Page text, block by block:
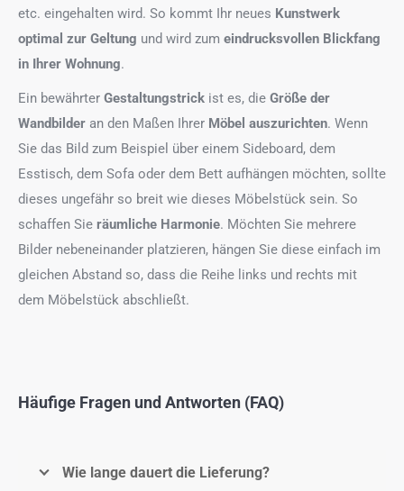
etc. eingehalten wird. So kommt Ihr neues Kunstwerk
optimal zur Geltung und wird zum eindrucksvollen Blickfang
in Ihrer Wohnung.
Ein bewährter Gestaltungstrick ist es, die Größe der
Wandbilder an den Maßen Ihrer Möbel auszurichten. Wenn
Sie das Bild zum Beispiel über einem Sideboard, dem
Esstisch, dem Sofa oder dem Bett aufhängen möchten, sollte
dieses ungefähr so breit wie dieses Möbelstück sein. So
schaffen Sie räumliche Harmonie. Möchten Sie mehrere
Bilder nebeneinander platzieren, hängen Sie diese einfach im
gleichen Abstand so, dass die Reihe links und rechts mit
dem Möbelstück abschließt.
Häufige Fragen und Antworten (FAQ)
Wie lange dauert die Lieferung?